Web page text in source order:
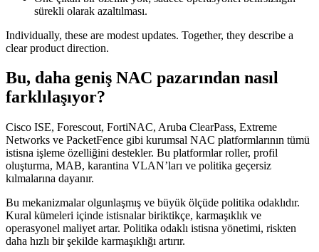
sürekli olarak azaltılması.
Individually, these are modest updates. Together, they describe a
clear product direction.
Bu, daha geniş NAC pazarından nasıl
farklılaşıyor?
Cisco ISE, Forescout, FortiNAC, Aruba ClearPass, Extreme
Networks ve PacketFence gibi kurumsal NAC platformlarının tümü
istisna işleme özelliğini destekler. Bu platformlar roller, profil
oluşturma, MAB, karantina VLAN’ları ve politika geçersiz
kılmalarına dayanır.
Bu mekanizmalar olgunlaşmış ve büyük ölçüde politika odaklıdır.
Kural kümeleri içinde istisnalar biriktikçe, karmaşıklık ve
operasyonel maliyet artar. Politika odaklı istisna yönetimi, riskten
daha hızlı bir şekilde karmaşıklığı artırır.